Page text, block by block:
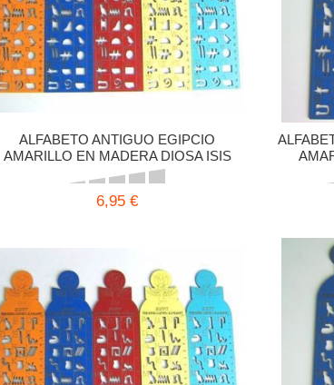
ALFABETO ANTIGUO EGIPCIO
AMARILLO EN MADERA DIOSA ISIS
27,5X7 CMS
6,95 €